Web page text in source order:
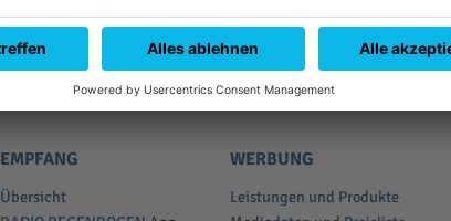
EMPFANG
Übersicht
WERBUNG
Leistungen und Produkte